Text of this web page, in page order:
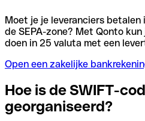
Moet je je leveranciers
de SEPA-zone? Met Qonto
doen in 25 valuta met een
Open een zakelijke
Hoe is de SWIFT-
georganiseerd?